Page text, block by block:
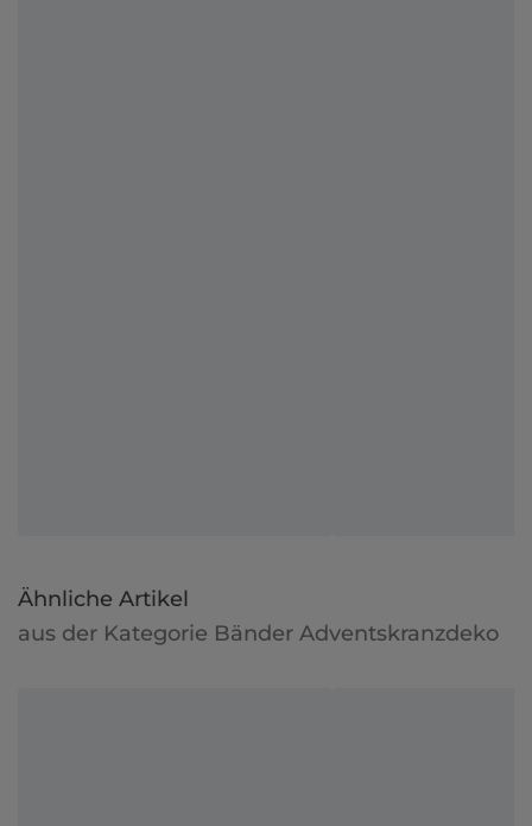
Ähnliche Artikel
aus der Kategorie Bänder Adventskranzdeko